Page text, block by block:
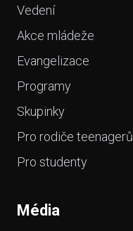
Vedení
Akce mládeže
Evangelizace
Programy
Skupinky
Pro rodiče teenagerů
Pro studenty
Média